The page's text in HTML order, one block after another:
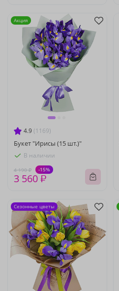
4.9 (1169)
Букет "Ирисы (15 шт.)"
В наличии
4 190 ₽ -15%
3 560 ₽
Акция
Сезонные цветы